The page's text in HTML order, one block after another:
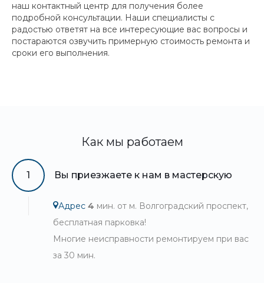
наш контактный центр для получения более
подробной консультации. Наши специалисты с
радостью ответят на все интересующие вас вопросы и
постараются озвучить примерную стоимость ремонта и
сроки его выполнения.
Как мы работаем
1 Вы приезжаете к нам в мастерскую
Адрес 4 мин. от м. Волгоградский проспект,
бесплатная парковка!
Многие неисправности ремонтируем при вас
за 30 мин.